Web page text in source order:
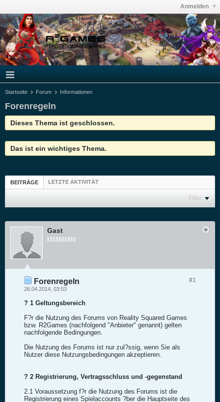
Anmelden
Startseite Forum Informationen
Forenregeln
Dieses Thema ist geschlossen.
Das ist ein wichtiges Thema.
BEITRÄGE LETZTE AKTIVITÄT
Filter
Gast
#1
Forenregeln
26.04.2014, 03:53
? 1 Geltungsbereich
F?r die Nutzung des Forums von Reality Squared Games
bzw. R2Games (nachfolgend "Anbieter" genannt) gelten
nachfolgende Bedingungen.
Die Nutzung des Forums ist nur zul?ssig, wenn Sie als
Nutzer diese Nutzungsbedingungen akzeptieren.
? 2 Registrierung, Vertragsschluss und -gegenstand
2.1 Voraussetzung f?r die Nutzung des Forums ist die
Registrierung eines Spielaccounts ?ber die Hauptseite des